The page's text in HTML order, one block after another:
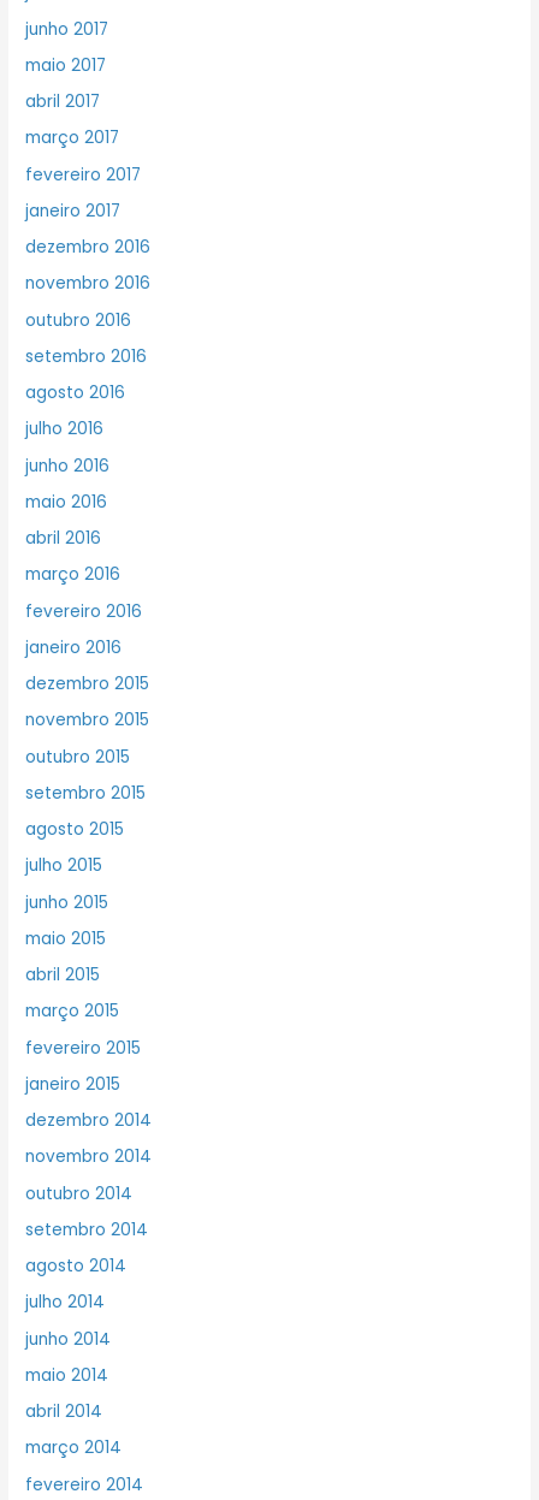
junho 2017
maio 2017
abril 2017
março 2017
fevereiro 2017
janeiro 2017
dezembro 2016
novembro 2016
outubro 2016
setembro 2016
agosto 2016
julho 2016
junho 2016
maio 2016
abril 2016
março 2016
fevereiro 2016
janeiro 2016
dezembro 2015
novembro 2015
outubro 2015
setembro 2015
agosto 2015
julho 2015
junho 2015
maio 2015
abril 2015
março 2015
fevereiro 2015
janeiro 2015
dezembro 2014
novembro 2014
outubro 2014
setembro 2014
agosto 2014
julho 2014
junho 2014
maio 2014
abril 2014
março 2014
fevereiro 2014